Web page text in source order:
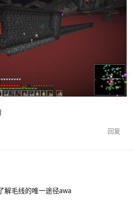
回复
解毛线的唯一途径awa